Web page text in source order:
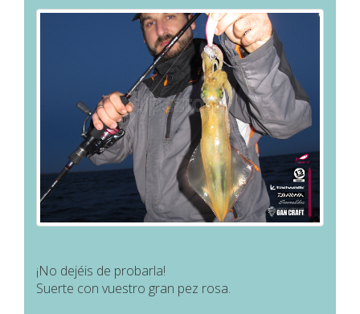
¡No dejéis de probarla!
Suerte con vuestro gran pez rosa.